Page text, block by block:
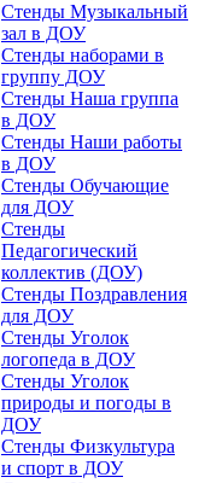
Стенды Музыкальный
зал в ДОУ
Стенды наборами в
группу ДОУ
Стенды Наша группа
в ДОУ
Стенды Наши работы
в ДОУ
Стенды Обучающие
для ДОУ
Стенды
Педагогический
коллектив (ДОУ)
Стенды Поздравления
для ДОУ
Стенды Уголок
логопеда в ДОУ
Стенды Уголок
природы и погоды в
ДОУ
Стенды Физкультура
и спорт в ДОУ